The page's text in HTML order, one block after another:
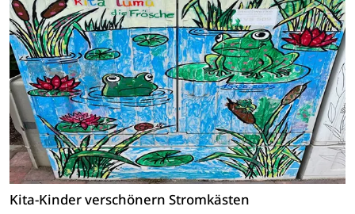
Kita-Kinder verschönern Stromkästen